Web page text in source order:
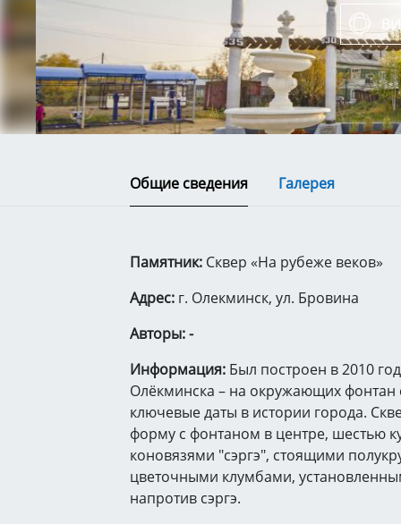
Общие сведения Галерея
Памятник: Сквер «На рубеже веков»
Адрес: г. Олекминск, ул. Бровина
Авторы: -
Информация: Был построен в 2010
Олёкминска – на окружающих фонтан
ключевые даты в истории города.
форму с фонтаном в центре, шестью
коновязями "сэргэ", стоящими
цветочными клумбами,
напротив сэргэ.